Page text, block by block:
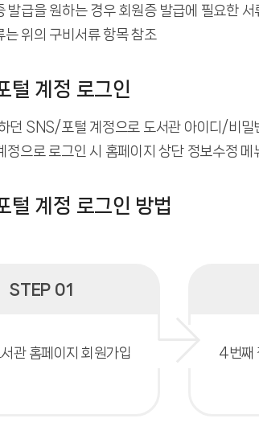
발급을 원하는 경우 회원증 발급에 필요한
는 위의 구비서류 항목 참조
털 계정 로그인
던 SNS/포털 계정으로 도서관 아이디/비밀
으로 로그인 시 홈페이지 상단 정보수정 메
털 계정 로그인 방법
STEP 01
관 홈페이지 회원가입
4번째